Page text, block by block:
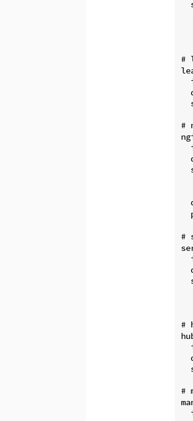
#
#
#
#
#